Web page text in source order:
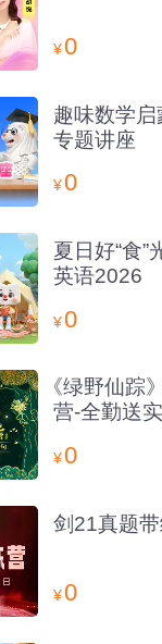
¥0
趣味数学
专题讲座
¥0
夏日好“食”
英语2026
¥0
《绿野仙踪
营-全勤送
¥0
剑21真题
¥0